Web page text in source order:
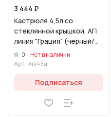
3 444 ₽
Кастрюля 4,5л со
стеклянной крышкой, АП
линия "Грация" (черный/
золото)
0
Нет в наличии
Арт. кчз45а
Подписаться